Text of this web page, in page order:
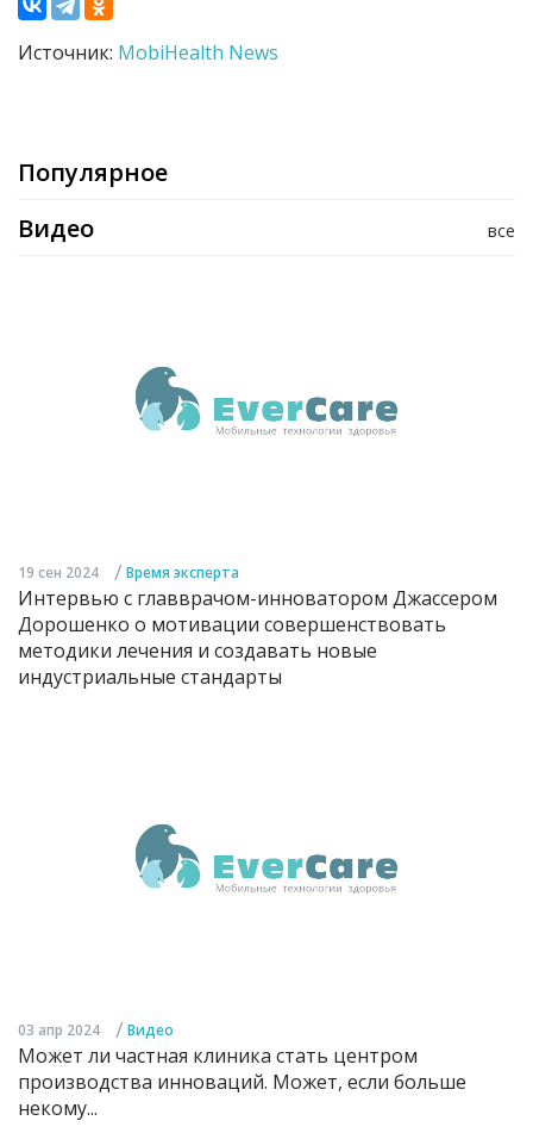
Источник: MobiHealth News
Популярное
все
Видео
19 сен 2024 / Время эксперта
Интервью с главврачом-инноватором Джассером
Дорошенко о мотивации совершенствовать
методики лечения и создавать новые
индустриальные стандарты
03 апр 2024 / Видео
Может ли частная клиника стать центром
производства инноваций. Может, если больше
некому...